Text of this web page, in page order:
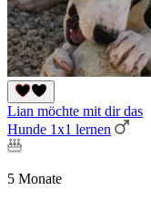
Lian möchte mit dir das
Hunde 1x1 lernen
5 Monate